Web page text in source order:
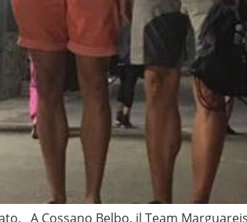
A Cossano Belbo, il Team